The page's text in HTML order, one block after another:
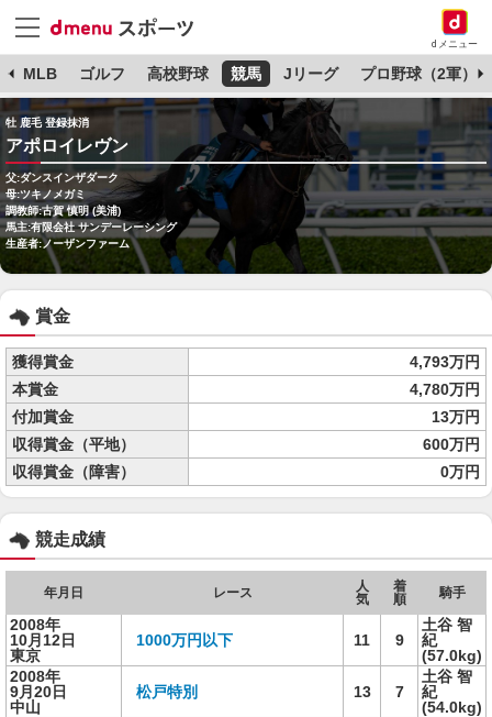
dメニュー
MLB ゴルフ 高校野球 競馬 Jリーグ プロ野球（2軍）
牡 鹿毛 登録抹消
アポロイレヴン
父:ダンスインザダーク
母:ツキノメガミ
調教師:古賀 慎明 (美浦)
馬主:有限会社 サンデーレーシング
生産者:ノーザンファーム
賞金
獲得賞金
4,793万円
本賞金
4,780万円
付加賞金
13万円
収得賞金（平地）
600万円
収得賞金（障害）
0万円
競走成績
年月日 レース
人
気
着
順
騎手
2008年
10月12日
東京
1000万円以下 11 9
土谷 智
紀
(57.0kg)
2008年
9月20日
中山
松戸特別 13 7
土谷 智
紀
(54.0kg)